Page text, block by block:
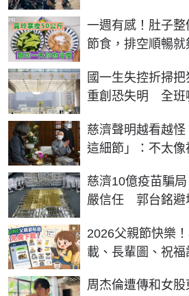
一週有感！肚子
節食，排空順暢就
PR
國一生失控折掃
重創恐失明 全班
慈濟聲明越看越
這細節」：不太像
慈濟10億疫苗騙
嚴信任 郭台銘避
2026父親節快樂
載、長輩圖、祝
周杰倫遭傳和女